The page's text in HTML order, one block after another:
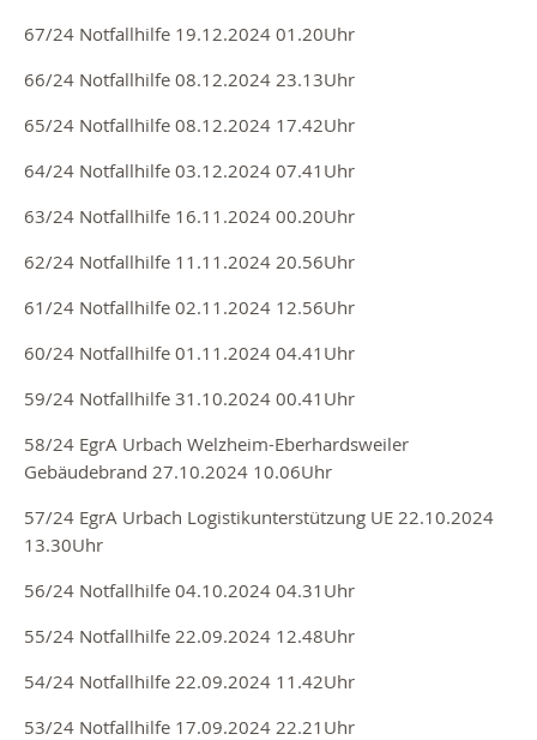
67/24 Notfallhilfe 19.12.2024 01 .20Uhr
66/24 Notfallhilfe 08.12.2024 23.13Uhr
65/24 Notfallhilfe 08.12.2024 17.42Uhr
64/24 Notfallhilfe 03.12.2024 07.41Uhr
63/24 Notfallhilfe 16.11.2024 00.20Uhr
62/24 Notfallhilfe 11 .11.2024 20.56Uhr
61/24 Notfallhilfe 02.11.2024 12.56Uhr
60/24 Notfallhilfe 01 .11.2024 04.41Uhr
59/24 Notfallhilfe 31 .10.2024 00.41Uhr
58/24 EgrA Urbach Welzheim-Eberhardsweiler
Gebäudebrand 27.10.2024 10.06Uhr
57/24 EgrA Urbach Logistikunterstützung UE 22.10.2024
13.30Uhr
56/24 Notfallhilfe 04.10.2024 04.31Uhr
55/24 Notfallhilfe 22.09.2024 12.48Uhr
54/24 Notfallhilfe 22.09.2024 11 .42Uhr
53/24 Notfallhilfe 17.09.2024 22.21Uhr